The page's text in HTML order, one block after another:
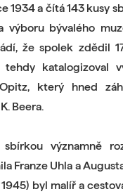
1934 a čítá 143 kusy
výboru bývalého
že spolek zdědil
tehdy katalogizoval
který hned
Beera.
významně
Franze Uhla a
byl malíř a